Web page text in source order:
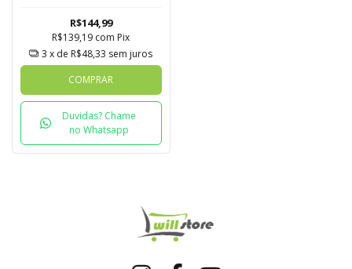
R$144,99
R$139,19 com Pix
3 x de R$48,33 sem juros
COMPRAR
Duvidas? Chame
no Whatsapp